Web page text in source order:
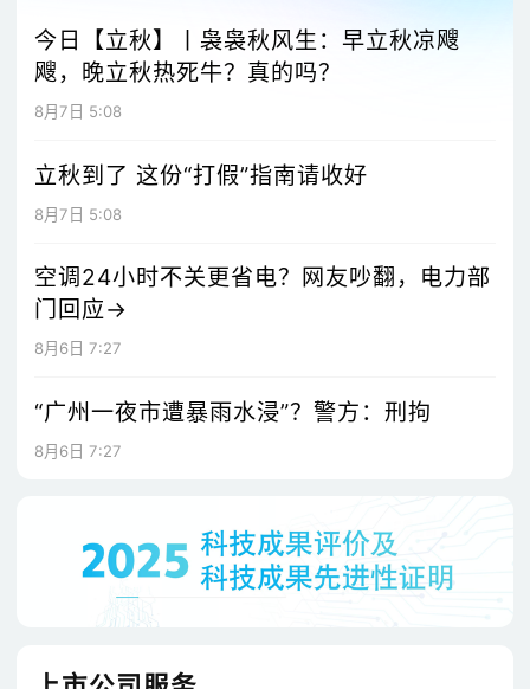
今日【立秋】丨袅袅秋风生：早立秋凉飕
飕，晚立秋热死牛？真的吗？
8月7日 5:08
立秋到了 这份“打假”指南请收好
8月7日 5:08
空调24小时不关更省电？网友吵翻，电力部
门回应→
8月6日 7:27
“广州一夜市遭暴雨水浸”？警方：刑拘
8月6日 7:27